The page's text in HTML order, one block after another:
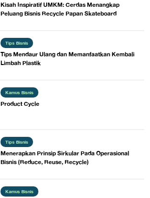
​Kisah Inspiratif UMKM: Cerdas Menangkap
Peluang Bisnis Recycle Papan Skateboard
Tips Bisnis
Tips Mendaur Ulang dan Memanfaatkan Kembali
Limbah Plastik
Kamus Bisnis
Product Cycle
Tips Bisnis
Menerapkan Prinsip Sirkular Pada Operasional
Bisnis (Reduce, Reuse, Recycle)
Kamus Bisnis